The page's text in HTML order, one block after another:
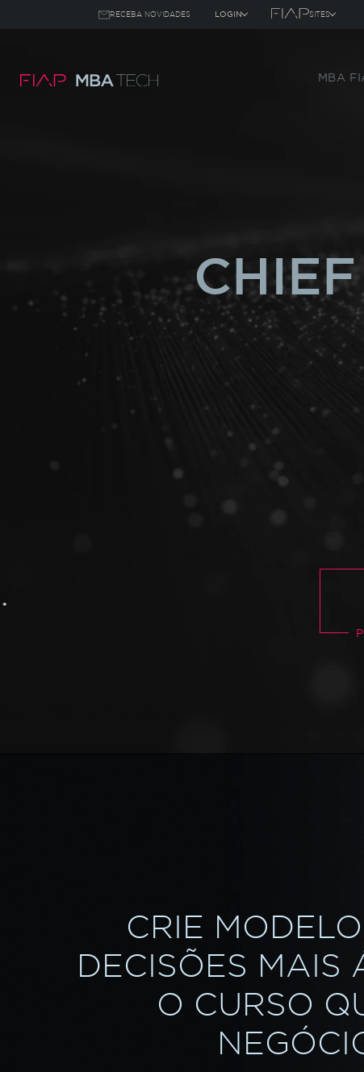
RECEBA NOVIDADES LOGIN SITES
GRADUAÇÃO
SKILLS & GO
FIAP EMPRESAS
IHELP
MBA
CRIE
DECISÕES MAIS
O CURSO